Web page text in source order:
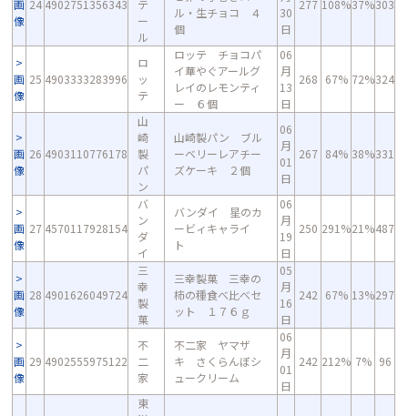
画
像
24 4902751356343
テ
ー
ル
ル・生チョコ ４
個
30
日
277 108%37%303
画
像
25 4903333283996
ロ
ッ
テ
ロッテ チョコパ
イ華やぐアールグ
レイのレモンティ
ー ６個
06
月
13
日
268 67% 72%324
画
像
26 4903110776178
山
崎
製
パ
ン
山崎製パン ブル
ーベリーレアチー
ズケーキ ２個
06
月
01
日
267 84% 38%331
画
像
27 4570117928154
バ
ン
ダ
イ
バンダイ 星のカ
ービィキャライ
ト
06
月
19
日
250 291%21%487
画
像
28 4901626049724
三
幸
製
菓
三幸製菓 三幸の
柿の種食べ比べセ
ット １７６ｇ
05
月
16
日
242 67% 13%297
画
像
29 4902555975122
不
二
家
不二家 ヤマザ
キ さくらんぼシ
ュークリーム
06
月
01
日
242 212% 7% 96
東